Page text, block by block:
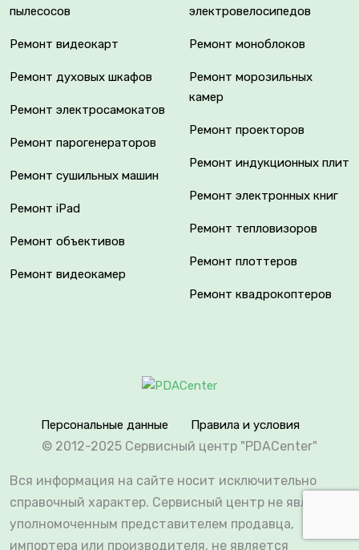
пылесосов
Ремонт видеокарт
Ремонт духовых шкафов
Ремонт электросамокатов
Ремонт парогенераторов
Ремонт сушильных машин
Ремонт iPad
Ремонт объективов
Ремонт видеокамер
электровелосипедов
Ремонт моноблоков
Ремонт морозильных
камер
Ремонт проекторов
Ремонт индукционных плит
Ремонт электронных книг
Ремонт тепловизоров
Ремонт плоттеров
Ремонт квадрокоптеров
Персональные данные Правила и условия
© 2012-2025 Сервисный центр "PDACenter"
Вся информация на сайте носит исключительно
справочный характер. Сервисный центр не является
уполномоченным представителем продавца,
импортера или производителя, не является